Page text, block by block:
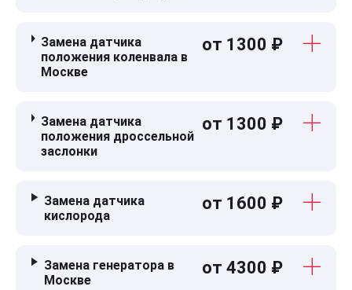
Замена датчика
положения коленвала в
Москве
от 1300 ₽
Замена датчика
положения дроссельной
заслонки
от 1300 ₽
Замена датчика
кислорода
от 1600 ₽
Замена генератора в
Москве
от 4300 ₽